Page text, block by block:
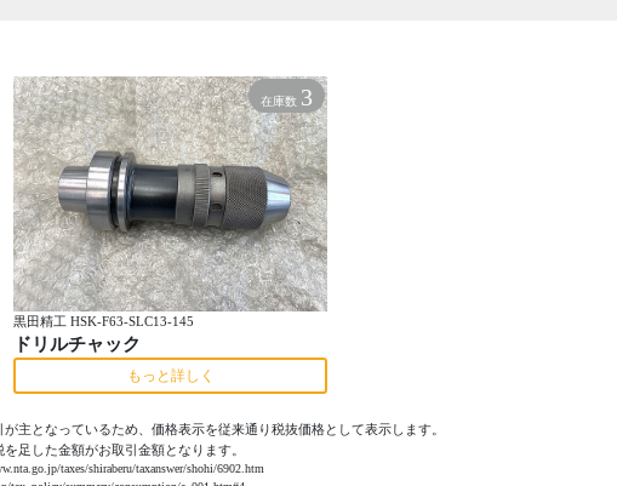
在庫数 3
黒田精工 HSK-F63-SLC13-145
ドリルチャック
もっと詳しく
主となっているため、価格表示を従来通り税抜価格として表示します。
足した金額がお取引金額となります。
taxes/shiraberu/taxanswer/shohi/6902.htm